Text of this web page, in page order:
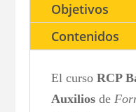
Objetivos
Contenidos
El cursoRCP
Auxilios de